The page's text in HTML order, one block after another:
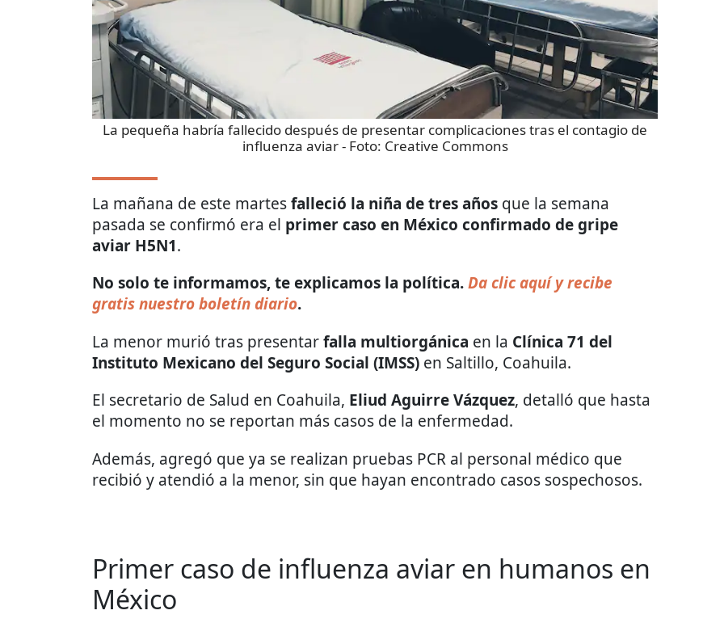
La pequeña habría fallecido después de presentar complicaciones tras el contagio de
influenza aviar- Foto: Creative Commons
La mañana de este martesfalleció la niña de tres años que la semana
pasada se confirmó era el primer caso en México confirmado de gripe
aviar H5N1.
No solo te informamos, te explicamos la política.Da clic aquí y recibe
gratis nuestro boletín diario.
La menor murió tras presentarfalla multiorgánica en la Clínica 71 del
Instituto Mexicano del Seguro Social (IMSS) en Saltillo, Coahuila.
El secretario de Salud en Coahuila, Eliud Aguirre Vázquez, detalló que hasta
el momento no se reportan más casos de la enfermedad.
Además, agregó que ya se realizan pruebas PCR al personal médico que
recibió y atendió a la menor, sin que hayan encontrado casos sospechosos.
Primer caso de influenza aviar en humanos en
México